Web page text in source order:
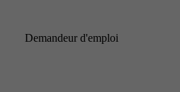
Demandeur d'emploi